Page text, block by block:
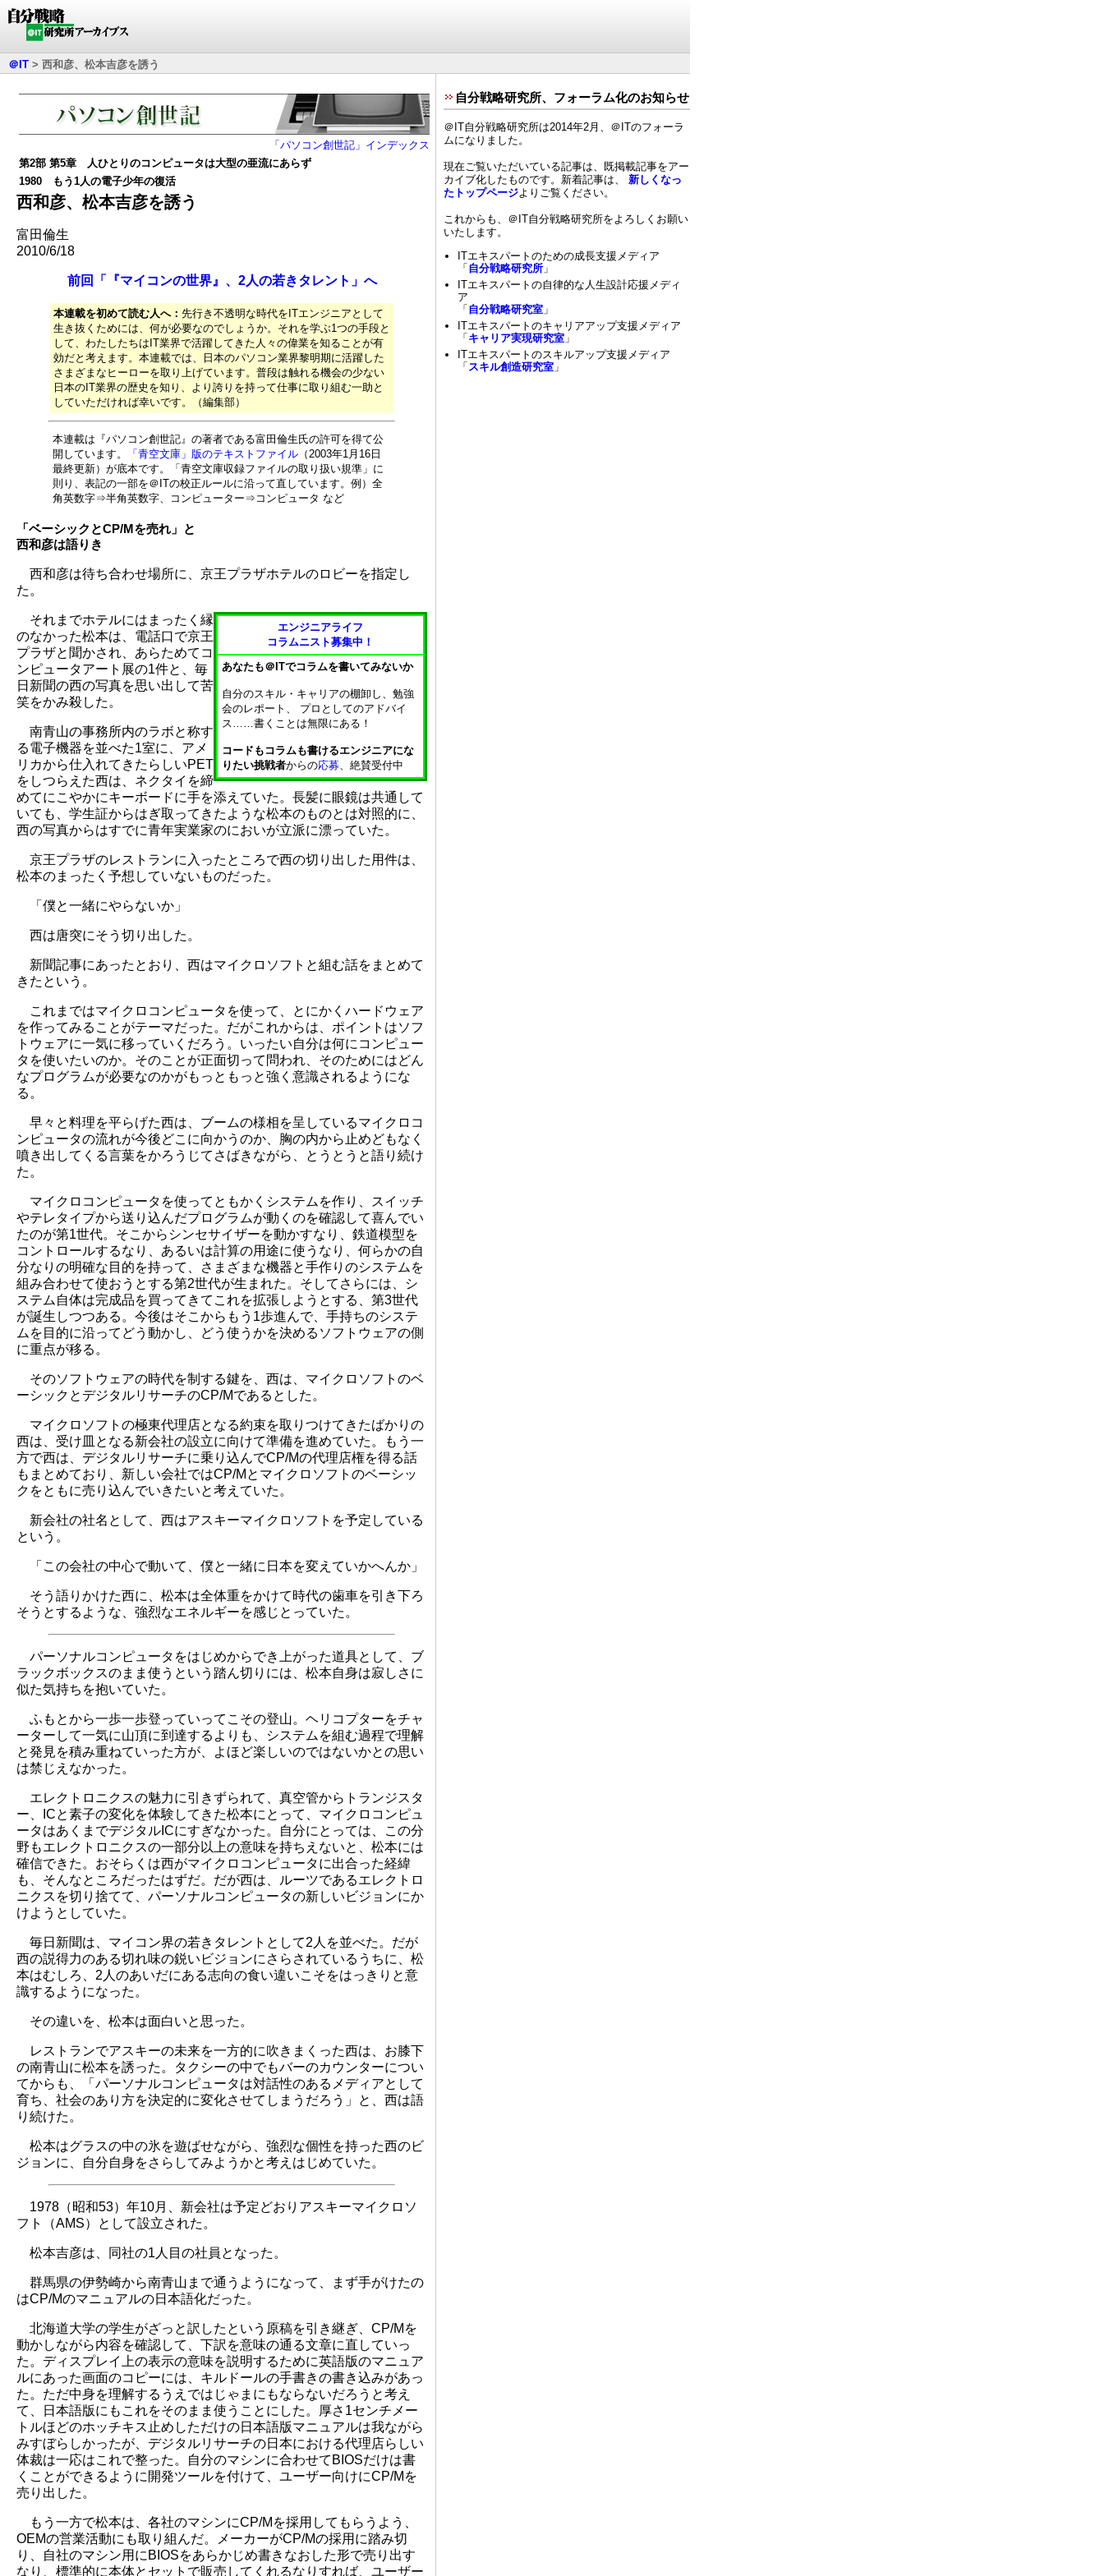
＠IT > 西和彦、松本吉彦を誘う
「パソコン創世記」インデックス
第2部 第5章 人ひとりのコンピュータは大型の亜流にあらず
1980 もう1人の電子少年の復活
西和彦、松本吉彦を誘う
富田倫生
2010/6/18
前回「『マイコンの世界』、2人の若きタレント」へ
本連載を初めて読む人へ： 先行き不透明な時代をITエンジニアとして
生き抜くためには、何が必要なのでしょうか。それを学ぶ1つの手段と
して、わたしたちはIT業界で活躍してきた人々の偉業を知ることが有
効だと考えます。本連載では、日本のパソコン業界黎明期に活躍した
さまざまなヒーローを取り上げています。普段は触れる機会の少ない
日本のIT業界の歴史を知り、より誇りを持って仕事に取り組む一助と
していただければ幸いです。（編集部）
本連載は『パソコン創世記』の著者である富田倫生氏の許可を得て公
開しています。
「青空文庫」版のテキストファイル （2003年1月16日
最終更新）が底本です。「青空文庫収録ファイルの取り扱い規準」に
則り、表記の一部を＠ITの校正ルールに沿って直しています。例）全
角英数字⇒半角英数字、コンピューター⇒コンピュータ など
「ベーシックとCP/Mを売れ」と
西和彦は語りき
西和彦は待ち合わせ場所に、京王プラザホテルのロビーを指定し
た。
エンジニアライフ
コラムニスト募集中！
あなたも＠ITでコラムを書いてみないか
自分のスキル・キャリアの棚卸し、勉強
会のレポート、 プロとしてのアドバイ
ス……書くことは無限にある！
コードもコラムも書けるエンジニアにな
りたい挑戦者からの応募、絶賛受付中
それまでホテルにはまったく縁
のなかった松本は、電話口で京王
プラザと聞かされ、あらためてコ
ンピュータアート展の1件と、毎
日新聞の西の写真を思い出して苦
笑をかみ殺した。
南青山の事務所内のラボと称す
る電子機器を並べた1室に、アメ
リカから仕入れてきたらしいPET
をしつらえた西は、ネクタイを締
めてにこやかにキーボードに手を添えていた。長髪に眼鏡は共通して
いても、学生証からはぎ取ってきたような松本のものとは対照的に、
西の写真からはすでに青年実業家のにおいが立派に漂っていた。
京王プラザのレストランに入ったところで西の切り出した用件は、
松本のまったく予想していないものだった。
「僕と一緒にやらないか」
西は唐突にそう切り出した。
新聞記事にあったとおり、西はマイクロソフトと組む話をまとめて
きたという。
これまではマイクロコンピュータを使って、とにかくハードウェア
を作ってみることがテーマだった。だがこれからは、ポイントはソフ
トウェアに一気に移っていくだろう。いったい自分は何にコンピュー
タを使いたいのか。そのことが正面切って問われ、そのためにはどん
なプログラムが必要なのかがもっともっと強く意識されるようにな
る。
早々と料理を平らげた西は、ブームの様相を呈しているマイクロコ
ンピュータの流れが今後どこに向かうのか、胸の内から止めどもなく
噴き出してくる言葉をかろうじてさばきながら、とうとうと語り続け
た。
マイクロコンピュータを使ってともかくシステムを作り、スイッチ
やテレタイプから送り込んだプログラムが動くのを確認して喜んでい
たのが第1世代。そこからシンセサイザーを動かすなり、鉄道模型を
コントロールするなり、あるいは計算の用途に使うなり、何らかの自
分なりの明確な目的を持って、さまざまな機器と手作りのシステムを
組み合わせて使おうとする第2世代が生まれた。そしてさらには、シ
ステム自体は完成品を買ってきてこれを拡張しようとする、第3世代
が誕生しつつある。今後はそこからもう1歩進んで、手持ちのシステ
ムを目的に沿ってどう動かし、どう使うかを決めるソフトウェアの側
に重点が移る。
そのソフトウェアの時代を制する鍵を、西は、マイクロソフトのベ
ーシックとデジタルリサーチのCP/Mであるとした。
マイクロソフトの極東代理店となる約束を取りつけてきたばかりの
西は、受け皿となる新会社の設立に向けて準備を進めていた。もう一
方で西は、デジタルリサーチに乗り込んでCP/Mの代理店権を得る話
もまとめており、新しい会社ではCP/Mとマイクロソフトのベーシッ
クをともに売り込んでいきたいと考えていた。
新会社の社名として、西はアスキーマイクロソフトを予定している
という。
「この会社の中心で動いて、僕と一緒に日本を変えていかへんか」
そう語りかけた西に、松本は全体重をかけて時代の歯車を引き下ろ
そうとするような、強烈なエネルギーを感じとっていた。
パーソナルコンピュータをはじめからでき上がった道具として、ブ
ラックボックスのまま使うという踏ん切りには、松本自身は寂しさに
似た気持ちを抱いていた。
ふもとから一歩一歩登っていってこその登山。ヘリコプターをチャ
ーターして一気に山頂に到達するよりも、システムを組む過程で理解
と発見を積み重ねていった方が、よほど楽しいのではないかとの思い
は禁じえなかった。
エレクトロニクスの魅力に引きずられて、真空管からトランジスタ
ー、ICと素子の変化を体験してきた松本にとって、マイクロコンピュ
ータはあくまでデジタルICにすぎなかった。自分にとっては、この分
野もエレクトロニクスの一部分以上の意味を持ちえないと、松本には
確信できた。おそらくは西がマイクロコンピュータに出合った経緯
も、そんなところだったはずだ。だが西は、ルーツであるエレクトロ
ニクスを切り捨てて、パーソナルコンピュータの新しいビジョンにか
けようとしていた。
毎日新聞は、マイコン界の若きタレントとして2人を並べた。だが
西の説得力のある切れ味の鋭いビジョンにさらされているうちに、松
本はむしろ、2人のあいだにある志向の食い違いこそをはっきりと意
識するようになった。
その違いを、松本は面白いと思った。
レストランでアスキーの未来を一方的に吹きまくった西は、お膝下
の南青山に松本を誘った。タクシーの中でもバーのカウンターについ
てからも、「パーソナルコンピュータは対話性のあるメディアとして
育ち、社会のあり方を決定的に変化させてしまうだろう」と、西は語
り続けた。
松本はグラスの中の氷を遊ばせながら、強烈な個性を持った西のビ
ジョンに、自分自身をさらしてみようかと考えはじめていた。
1978（昭和53）年10月、新会社は予定どおりアスキーマイクロソ
フト（AMS）として設立された。
松本吉彦は、同社の1人目の社員となった。
群馬県の伊勢崎から南青山まで通うようになって、まず手がけたの
はCP/Mのマニュアルの日本語化だった。
北海道大学の学生がざっと訳したという原稿を引き継ぎ、CP/Mを
動かしながら内容を確認して、下訳を意味の通る文章に直していっ
た。ディスプレイ上の表示の意味を説明するために英語版のマニュア
ルにあった画面のコピーには、キルドールの手書きの書き込みがあっ
た。ただ中身を理解するうえではじゃまにもならないだろうと考え
て、日本語版にもこれをそのまま使うことにした。厚さ1センチメー
トルほどのホッチキス止めしただけの日本語版マニュアルは我ながら
みすぼらしかったが、デジタルリサーチの日本における代理店らしい
体裁は一応はこれで整った。自分のマシンに合わせてBIOSだけは書
くことができるように開発ツールを付けて、ユーザー向けにCP/Mを
売り出した。
もう一方で松本は、各社のマシンにCP/Mを採用してもらうよう、
OEMの営業活動にも取り組んだ。メーカーがCP/Mの採用に踏み切
り、自社のマシン用にBIOSをあらかじめ書きなおした形で売り出す
なり、標準的に本体とセットで販売してくれるなりすれば、ユーザー
自分戦略研究所、フォーラム化のお知らせ
＠IT自分戦略研究所は2014年2月、＠ITのフォーラ
ムになりました。
現在ご覧いただいている記事は、既掲載記事をアー
カイブ化したものです。新着記事は、 新しくなっ
たトップページよりご覧ください。
これからも、＠IT自分戦略研究所をよろしくお願い
いたします。
ITエキスパートのための成長支援メディア
「 自分戦略研究所 」
ITエキスパートの自律的な人生設計応援メディ
ア
「 自分戦略研究室 」
ITエキスパートのキャリアアップ支援メディア
「 キャリア実現研究室 」
ITエキスパートのスキルアップ支援メディア
「 スキル創造研究室 」